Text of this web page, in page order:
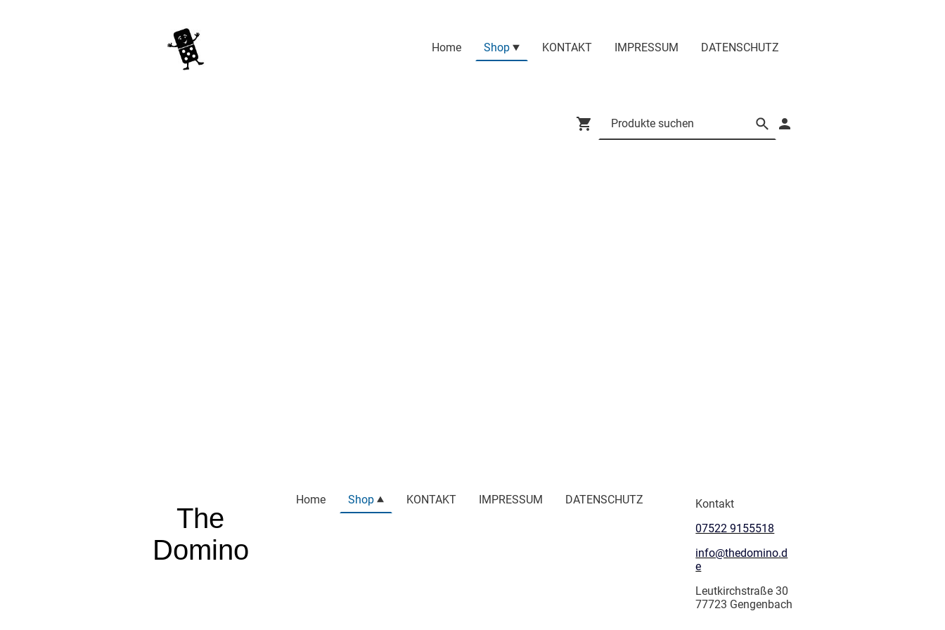
Home Shop KONTAKT IMPRESSUM DATENSCHUTZ
The
Domino
Home Shop KONTAKT IMPRESSUM DATENSCHUTZ
Kontakt
07522 9155518
info@thedomino.d
e
Leutkirchstraße 30
77723 Gengenbach